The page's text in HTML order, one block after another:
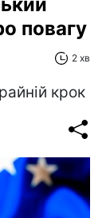
повагу
2 хв
крок